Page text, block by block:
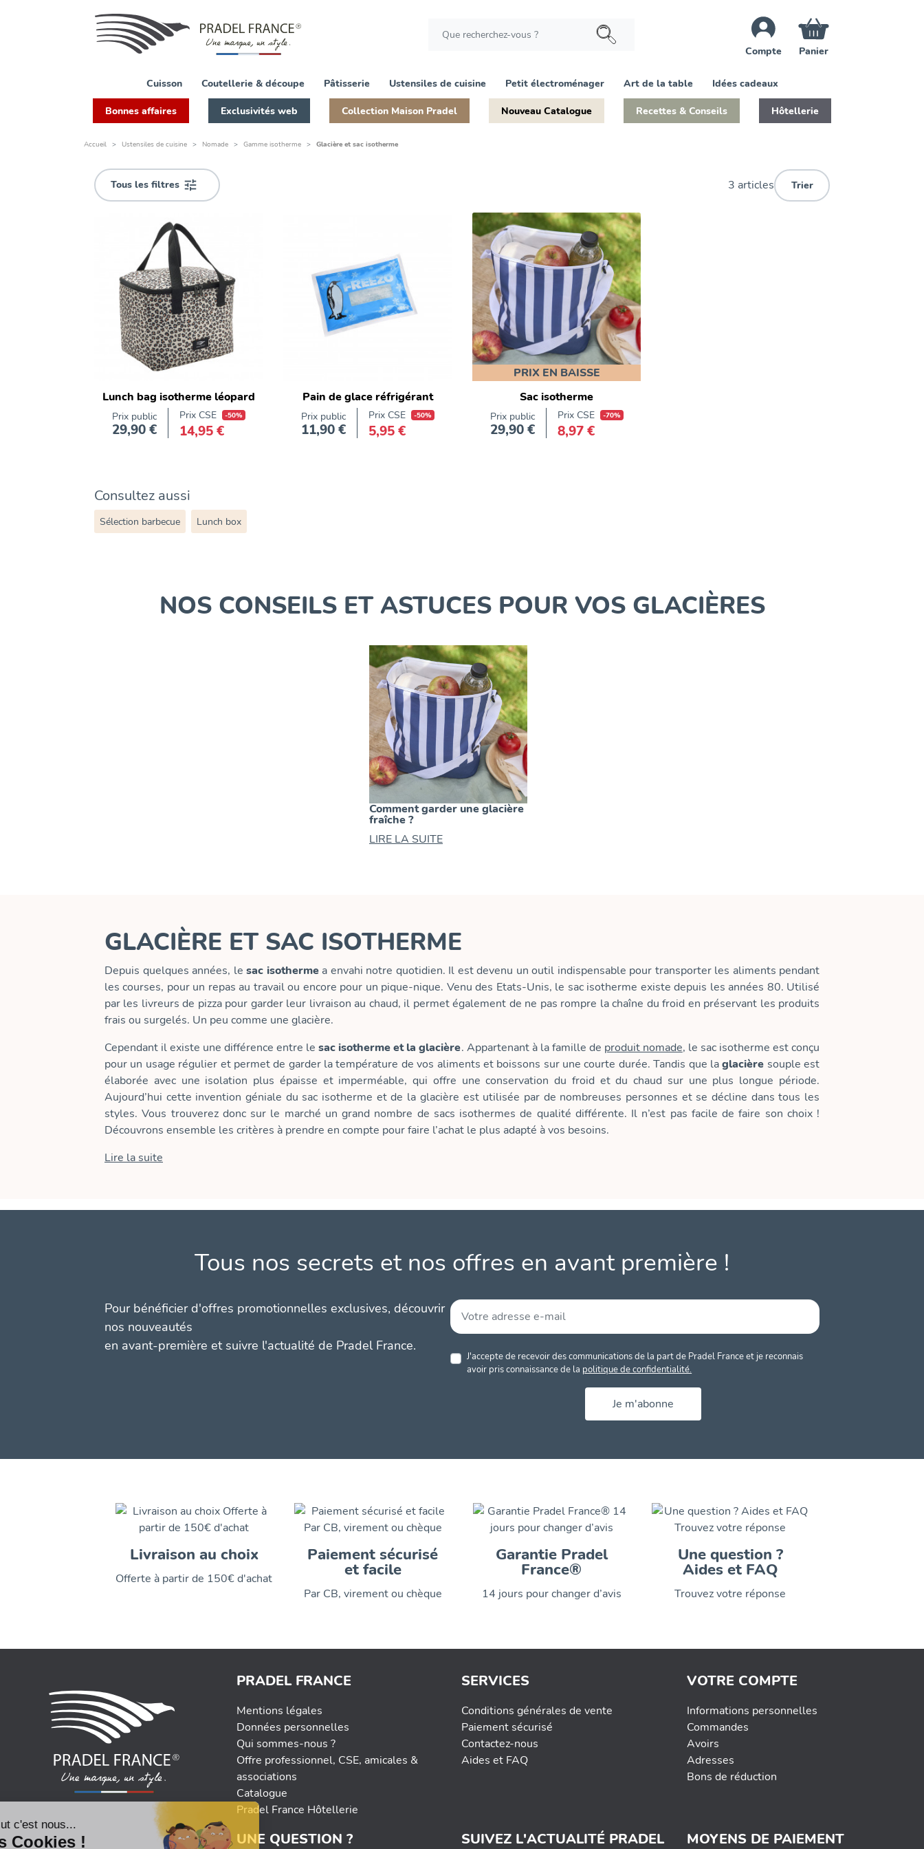
Compte Panier
Cuisson Coutellerie & découpe Pâtisserie Ustensiles de cuisine Petit électroménager Art de la table
Idées cadeaux
Bonnes affaires
Exclusivités web Collection Maison Pradel Nouveau Catalogue Recettes & Conseils Hôtellerie
Accueil Ustensiles de cuisine Nomade Gamme isotherme Glacière et sac isotherme
Tous les filtres  3 articles Trier
Lunch bag isotherme léopard
Prix public
Prix
29,90 €
Prix CSE -50%
14,95 €
Pain de glace réfrigérant
Prix public
Prix
11,90 €
Prix CSE -50%
5,95 €
PRIX EN BAISSE
Sac isotherme
Prix public
Prix
29,90 €
Prix CSE -70%
8,97 €
Consultez aussi
Sélection barbecue Lunch box
NOS CONSEILS ET ASTUCES POUR VOS GLACIÈRES
Comment garder une glacière
fraîche ?
LIRE LA SUITE
GLACIÈRE ET SAC ISOTHERME
Depuis quelques années, le sac isothermea envahi notre quotidien. Il est devenu un outil indispensable pour transporter les aliments pendant
les courses, pour un repas au travail ou encore pour un pique-nique. Venu des Etats-Unis, le sac isotherme existe depuis les années 80. Utilisé
par les livreurs de pizza pour garder leur livraison au chaud, il permet également de ne pas rompre la chaîne du froid en préservant les produits
frais ou surgelés. Un peu comme une glacière.
Cependant il existe une différence entre lesac isotherme et la glacière. Appartenant à la famille de produit nomade, le sac isotherme est conçu
pour un usage régulier et permet de garder la température de vos aliments et boissons sur une courte durée. Tandis que laglacière souple est
élaborée avec une isolation plus épaisse et imperméable, qui offre une conservation du froid et du chaud sur une plus longue période.
Aujourd’hui cette invention géniale du sac isotherme et de la glacière est utilisée par de nombreuses personnes et se décline dans tous les
styles. Vous trouverez donc sur le marché un grand nombre de sacs isothermes de qualité différente. Il n’est pas facile de faire son choix !
Découvrons ensemble les critères à prendre en compte pour faire l’achat le plus adapté à vos besoins.
Lire la suite
Tous nos secrets et nos offres en avant première !
Pour bénéficier d'offres promotionnelles exclusives, découvrir
nos nouveautés
en avant-première et suivre l'actualité de Pradel France.
J'accepte de recevoir des communications de la part de Pradel France et je reconnais
avoir pris connaissance de la politique de confidentialité.
Je m'abonne
Livraison au choix
Offerte à partir de 150€ d'achat
Paiement sécurisé
et facile
Par CB, virement ou chèque
Garantie Pradel
France®
14 jours pour changer d’avis
Une question ?
Aides et FAQ
Trouvez votre réponse
UNE QUESTION ?
PRADEL FRANCE
Mentions légales
Données personnelles
Qui sommes-nous ?
Offre professionnel, CSE, amicales &
associations
Catalogue
Pradel France Hôtellerie
SERVICES
Conditions générales de vente
Paiement sécurisé
Contactez-nous
Aides et FAQ
VOTRE COMPTE
Informations personnelles
Commandes
Avoirs
Adresses
Bons de réduction
SUIVEZ L'ACTUALITÉ PRADEL MOYENS DE PAIEMENT